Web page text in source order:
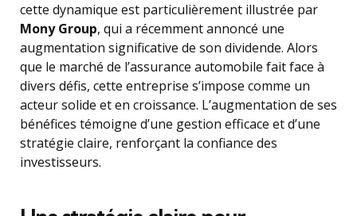
cette dynamique est particulièrement illustrée par
Mony Group, qui a récemment annoncé une
augmentation significative de son dividende. Alors
que le marché de l’assurance automobile fait face à
divers défis, cette entreprise s’impose comme un
acteur solide et en croissance. L’augmentation de ses
bénéfices témoigne d’une gestion efficace et d’une
stratégie claire, renforçant la confiance des
investisseurs.